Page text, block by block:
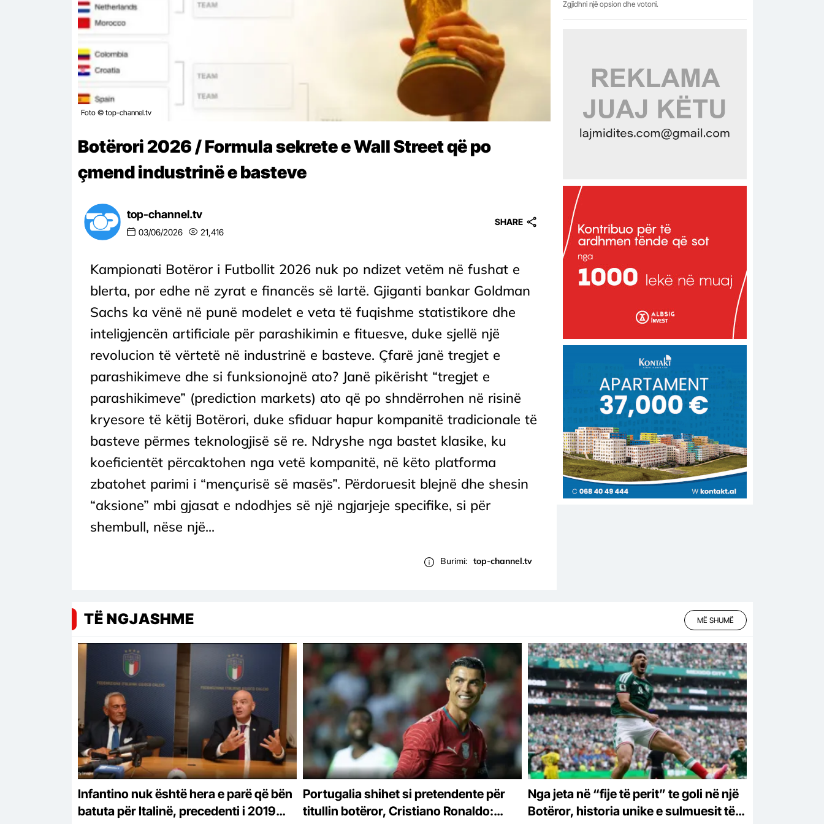
Foto © top-channel.tv
Botërori 2026 / Formula sekrete e Wall Street që po
çmend industrinë e basteve
top-channel.tv
03/06/2026 21,416
SHARE
Kampionati Botëror i Futbollit 2026 nuk po ndizet vetëm në fushat e
blerta, por edhe në zyrat e financës së lartë. Gjiganti bankar Goldman
Sachs ka vënë në punë modelet e veta të fuqishme statistikore dhe
inteligjencën artificiale për parashikimin e fituesve, duke sjellë një
revolucion të vërtetë në industrinë e basteve. Çfarë janë tregjet e
parashikimeve dhe si funksionojnë ato? Janë pikërisht “tregjet e
parashikimeve” (prediction markets) ato që po shndërrohen në risinë
kryesore të këtij Botërori, duke sfiduar hapur kompanitë tradicionale të
basteve përmes teknologjisë së re. Ndryshe nga bastet klasike, ku
koeficientët përcaktohen nga vetë kompanitë, në këto platforma
zbatohet parimi i “mençurisë së masës”. Përdoruesit blejnë dhe shesin
“aksione” mbi gjasat e ndodhjes së një ngjarjeje specifike, si për
shembull, nëse një...
Burimi: top-channel.tv
Zgjidhni një opsion dhe votoni.
TË NGJASHME MË SHUMË
Infantino nuk është hera e parë që bën
batuta për Italinë, precedenti i 2019
Portugalia shihet si pretendente për
titullin botëror, Cristiano Ronaldo:
Nga jeta në “fije të perit” te goli në një
Botëror, historia unike e sulmuesit të